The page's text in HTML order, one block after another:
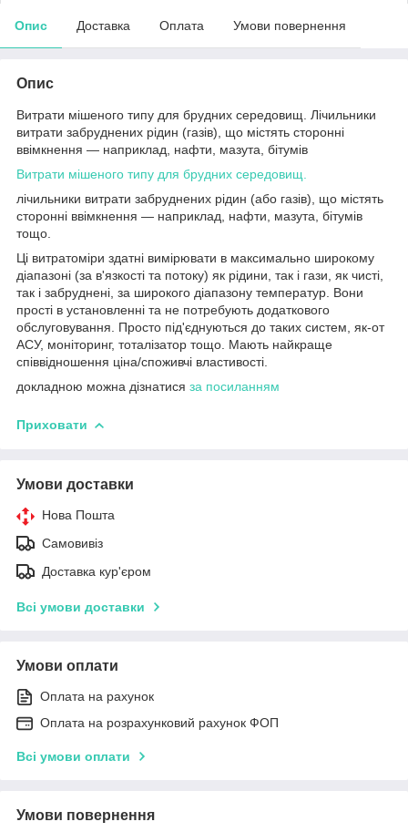
Опис Доставка Оплата Умови повернення
Опис
Витрати мішеного типу для брудних середовищ. Лічильники
витрати забруднених рідин (газів), що містять сторонні
ввімкнення — наприклад, нафти, мазута, бітумів
Витрати мішеного типу для брудних середовищ.
лічильники витрати забруднених рідин (або газів), що містять
сторонні ввімкнення — наприклад, нафти, мазута, бітумів
тощо.
Ці витратоміри здатні вимірювати в максимально широкому
діапазоні (за в'язкості та потоку) як рідини, так і гази, як чисті,
так і забруднені, за широкого діапазону температур. Вони
прості в установленні та не потребують додаткового
обслуговування. Просто під'єднуються до таких систем, як-от
АСУ, моніторинг, тоталізатор тощо. Мають найкраще
співвідношення ціна/споживчі властивості.
докладною можна дізнатися за посиланням
Приховати
Умови доставки
Нова Пошта
Самовивіз
Доставка кур'єром
Всі умови доставки
Умови оплати
Оплата на рахунок
Оплата на розрахунковий рахунок ФОП
Всі умови оплати
Умови повернення